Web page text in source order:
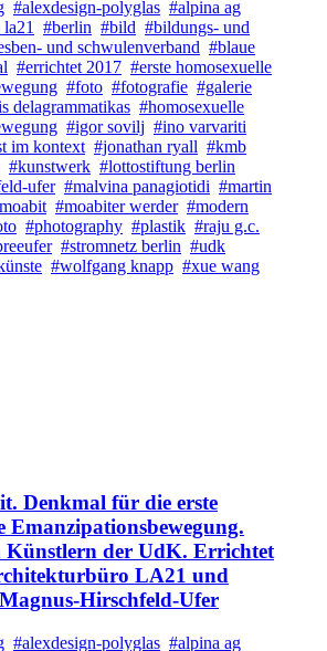
#alexdesign-polyglas #alpina ag
#berlin #bild #bildungs- und
und schwulenverband #blaue
#errichtet 2017 #erste homosexuelle
#foto #fotografie #galerie
delagrammatikas #homosexuelle
#igor sovilj #ino varvariti
im kontext #jonathan ryall #kmb
#kunstwerk #lottostiftung berlin
ufer #malvina panagiotidi #martin
#moabiter werder #modern
#photography #plastik #raju g.c.
#stromnetz berlin #udk
#wolfgang knapp #xue wang
Denkmal für die erste
Emanzipationsbewegung.
der UdK. Errichtet
LA21 und
Hirschfeld-Ufer
#alexdesign-polyglas #alpina ag